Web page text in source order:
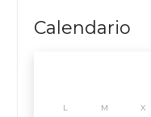
Calendario
L M X